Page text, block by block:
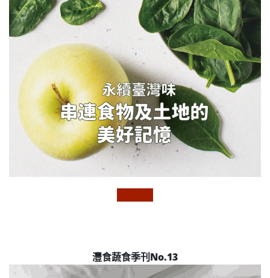
灃食蔬食季刊No.13